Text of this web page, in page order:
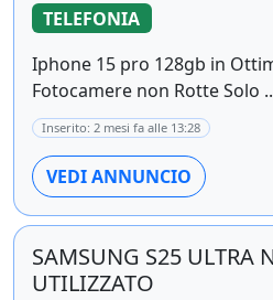
TELEFONIA
Iphone 15 pro 128gb in
Fotocamere non Rotte Solo
Inserito: 2 mesi fa alle 13:28
VEDI ANNUNCIO
SAMSUNG S25 ULTRA
UTILIZZATO